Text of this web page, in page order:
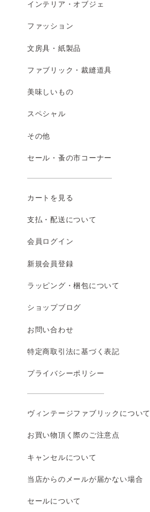
インテリア・オブジェ
ファッション
文房具・紙製品
ファブリック・裁縫道具
美味しいもの
スペシャル
その他
セール・蚤の市コーナー
カートを見る
支払 ・配送について
会員ログイン
新規会員登録
ラッピング・梱包について
ショップブログ
お問い合わせ
特定商取引法に基づく表記
プライバシーポリシー
ヴィンテージファブリックについて
お買い物頂く際のご注意点
キャンセルについて
当店からのメールが届かない場合
セールについて